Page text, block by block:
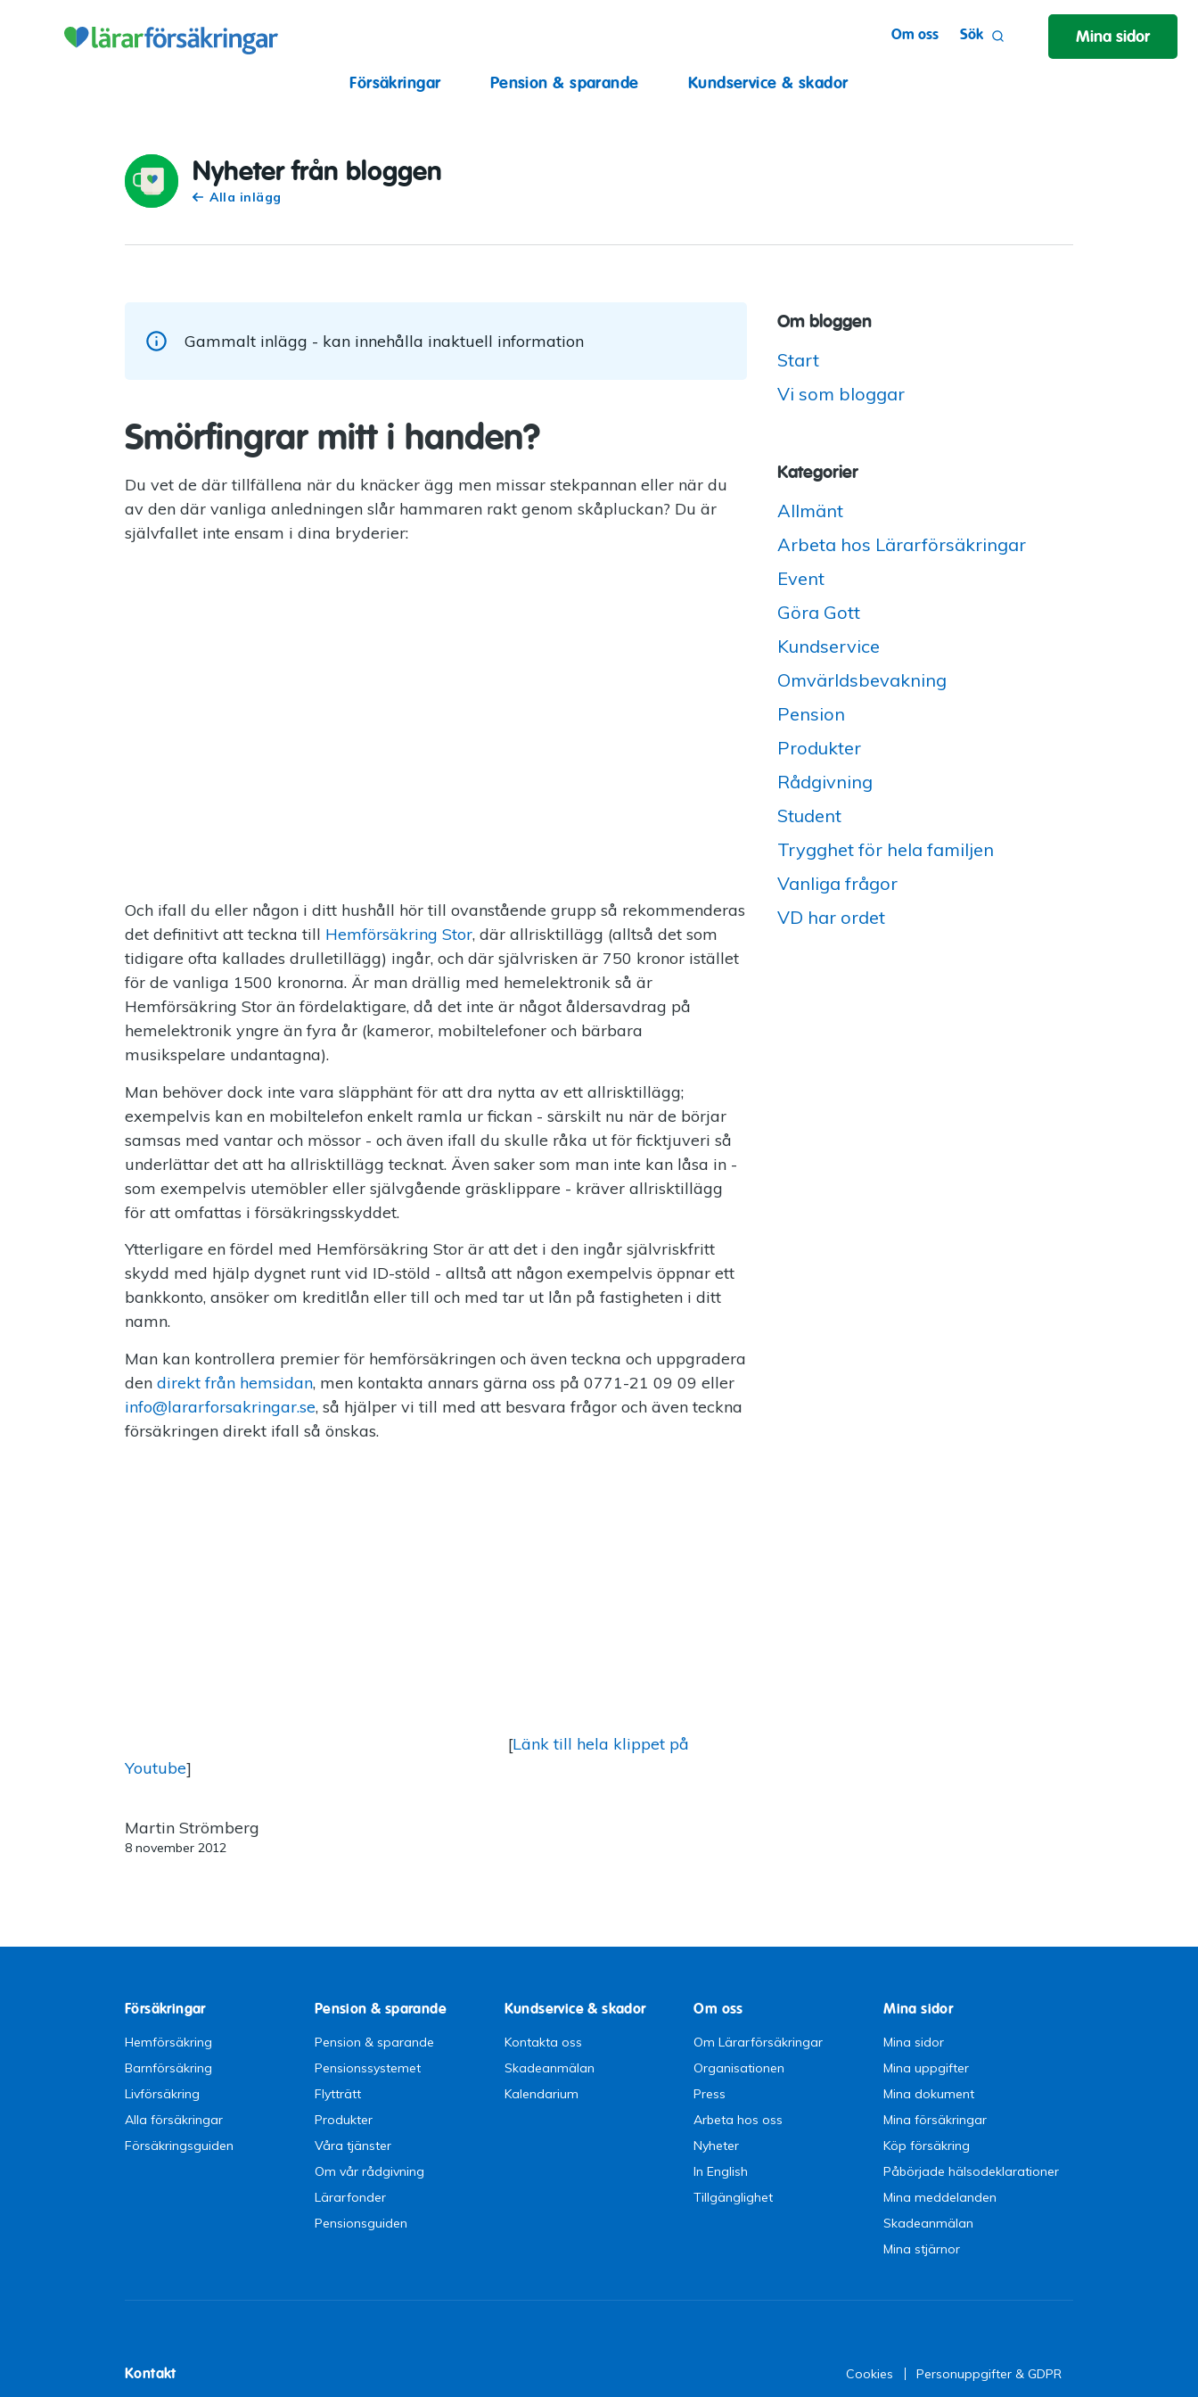
Försäkringar Pension & sparande Kundservice & skador
Om oss Sök Mina sidor
Nyheter från bloggen
Alla inlägg
Gammalt inlägg - kan innehålla inaktuell information
Smörfingrar mitt i handen?
Du vet de där tillfällena när du knäcker ägg men missar stekpannan eller när du
av den där vanliga anledningen slår hammaren rakt genom skåpluckan? Du är
självfallet inte ensam i dina bryderier:
Och ifall du eller någon i ditt hushåll hör till ovanstående grupp så rekommenderas
det definitivt att teckna till Hemförsäkring Stor, där allrisktillägg (alltså det som
tidigare ofta kallades drulletillägg) ingår, och där självrisken är 750 kronor istället
för de vanliga 1500 kronorna. Är man drällig med hemelektronik så är
Hemförsäkring Stor än fördelaktigare, då det inte är något åldersavdrag på
hemelektronik yngre än fyra år (kameror, mobiltelefoner och bärbara
musikspelare undantagna).
Man behöver dock inte vara släpphänt för att dra nytta av ett allrisktillägg;
exempelvis kan en mobiltelefon enkelt ramla ur fickan - särskilt nu när de börjar
samsas med vantar och mössor - och även ifall du skulle råka ut för ficktjuveri så
underlättar det att ha allrisktillägg tecknat. Även saker som man inte kan låsa in -
som exempelvis utemöbler eller självgående gräsklippare - kräver allrisktillägg
för att omfattas i försäkringsskyddet.
Ytterligare en fördel med Hemförsäkring Stor är att det i den ingår självriskfritt
skydd med hjälp dygnet runt vid ID-stöld - alltså att någon exempelvis öppnar ett
bankkonto, ansöker om kreditlån eller till och med tar ut lån på fastigheten i ditt
namn.
Man kan kontrollera premier för hemförsäkringen och även teckna och uppgradera
den direkt från hemsidan, men kontakta annars gärna oss på 0771-21 09 09 eller
info@lararforsakringar.se, så hjälper vi till med att besvara frågor och även teckna
försäkringen direkt ifall så önskas.
[Länk till hela klippet på
Youtube]
Martin Strömberg
8 november 2012
Om bloggen
Start
Vi som bloggar
Kategorier
Allmänt
Arbeta hos Lärarförsäkringar
Event
Göra Gott
Kundservice
Omvärldsbevakning
Pension
Produkter
Rådgivning
Student
Trygghet för hela familjen
Vanliga frågor
VD har ordet
Försäkringar
Hemförsäkring
Barnförsäkring
Livförsäkring
Alla försäkringar
Försäkringsguiden
Pension & sparande
Pension & sparande
Pensionssystemet
Flytträtt
Produkter
Våra tjänster
Om vår rådgivning
Lärarfonder
Pensionsguiden
Kundservice & skador
Kontakta oss
Skadeanmälan
Kalendarium
Om oss
Om Lärarförsäkringar
Organisationen
Press
Arbeta hos oss
Nyheter
In English
Tillgänglighet
Mina sidor
Mina sidor
Mina uppgifter
Mina dokument
Mina försäkringar
Köp försäkring
Påbörjade hälsodeklarationer
Mina meddelanden
Skadeanmälan
Mina stjärnor
Kontakt Cookies Personuppgifter & GDPR